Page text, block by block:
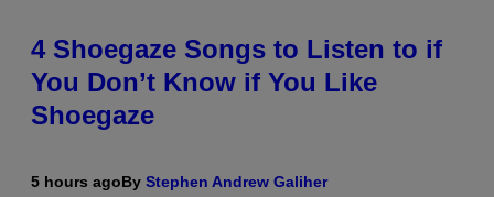
4 Shoegaze Songs to Listen to if
You Don’t Know if You Like
Shoegaze
5 hours agoBy Stephen Andrew Galiher